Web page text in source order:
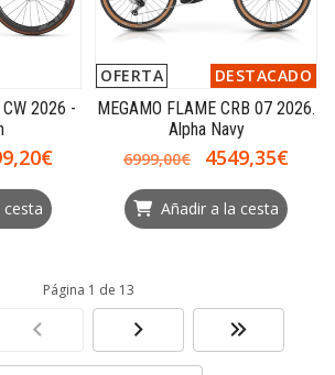
CW 2026 -
cesta
OFERTA
DESTACADO
MEGAMO FLAME CRB 07 2026.
Alpha Navy
6999,00€
4549,35€
Añadir a la cesta
Página 1 de 13